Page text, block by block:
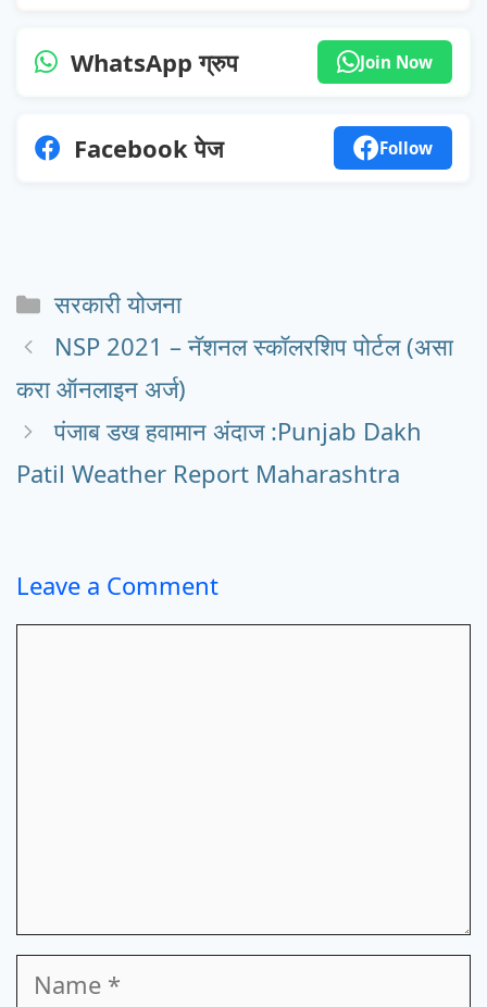
WhatsApp ग्रुप Join Now
Facebook पेज Follow
Categories
सरकारी योजना
NSP 2021 – नॅशनल स्कॉलरशिप पोर्टल (असा
करा ऑनलाइन अर्ज)
पंजाब डख हवामान अंदाज :Punjab Dakh
Patil Weather Report Maharashtra
Leave a Comment
Name